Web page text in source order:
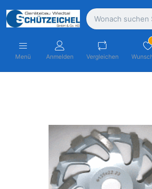
Menü Anmelden Vergleichen